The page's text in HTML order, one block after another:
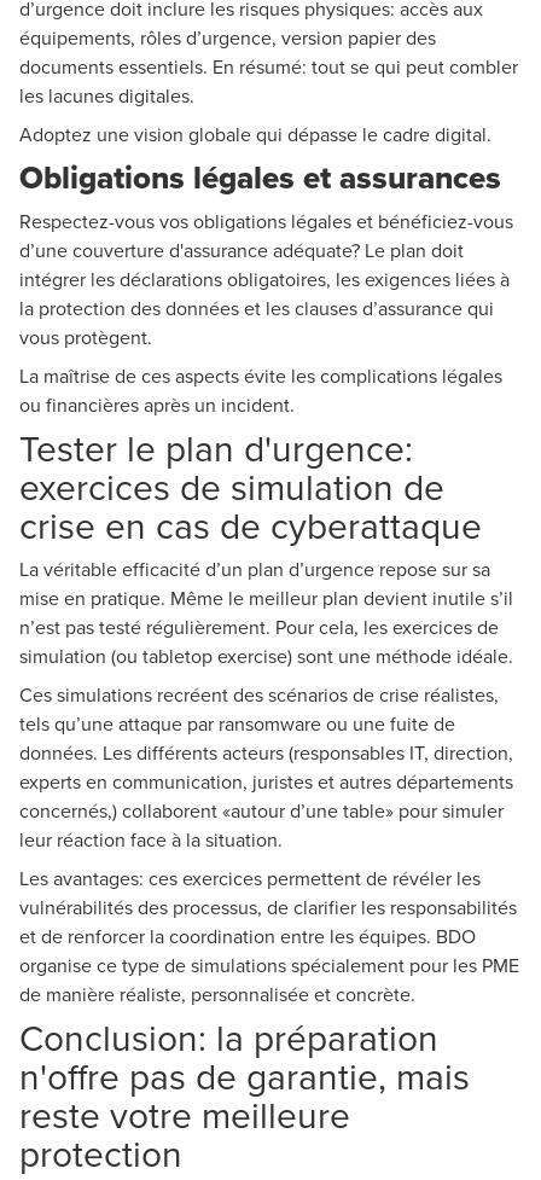
d’urgence doit inclure les risques physiques: accès aux
équipements, rôles d’urgence, version papier des
documents essentiels. En résumé: tout se qui peut combler
les lacunes digitales.
Adoptez une vision globale qui dépasse le cadre digital.
Obligations légales et assurances
Respectez-vous vos obligations légales et bénéficiez-vous
d’une couverture d'assurance adéquate? Le plan doit
intégrer les déclarations obligatoires, les exigences liées à
la protection des données et les clauses d’assurance qui
vous protègent.
La maîtrise de ces aspects évite les complications légales
ou financières après un incident.
Tester le plan d'urgence:
exercices de simulation de
crise en cas de cyberattaque
La véritable efficacité d’un plan d’urgence repose sur sa
mise en pratique. Même le meilleur plan devient inutile s’il
n’est pas testé régulièrement. Pour cela, les exercices de
simulation (ou tabletop exercise) sont une méthode idéale.
Ces simulations recréent des scénarios de crise réalistes,
tels qu’une attaque par ransomware ou une fuite de
données. Les différents acteurs (responsables IT, direction,
experts en communication, juristes et autres départements
concernés,) collaborent «autour d’une table» pour simuler
leur réaction face à la situation.
Les avantages: ces exercices permettent de révéler les
vulnérabilités des processus, de clarifier les responsabilités
et de renforcer la coordination entre les équipes. BDO
organise ce type de simulations spécialement pour les PME
de manière réaliste, personnalisée et concrète.
Conclusion: la préparation
n'offre pas de garantie, mais
reste votre meilleure
protection